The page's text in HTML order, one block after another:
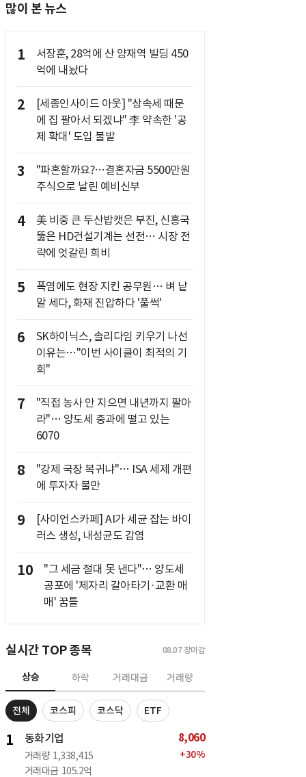
많이 본 뉴스
1
서장훈, 28억에 산 양재역 빌딩 450
억에 내놨다
2
[세종인사이드 아웃] "상속세 때문
에 집 팔아서 되겠냐" 李 약속한 '공
제 확대' 도입 불발
3
"파혼할까요?…결혼자금 5500만원
주식으로 날린 예비신부
4
美 비중 큰 두산밥캣은 부진, 신흥국
뚫은 HD건설기계는 선전… 시장 전
략에 엇갈린 희비
5
폭염에도 현장 지킨 공무원… 벼 낱
알 세다, 화재 진압하다 '풀썩'
6
SK하이닉스, 솔리다임 키우기 나선
이유는…"이번 사이클이 최적의 기
회"
7
"직접 농사 안 지으면 내년까지 팔아
라"… 양도세 중과에 떨고 있는
6070
8
"강제 국장 복귀냐"… ISA 세제 개편
에 투자자 불만
9
[사이언스카페] AI가 세균 잡는 바이
러스 생성, 내성균도 감염
10
"그 세금 절대 못 낸다"… 양도세
공포에 '제자리 갈아타기·교환 매
매' 꿈틀
실시간 TOP 종목 08.07 장마감
상승 하락 거래대금 거래량
전체 코스피 코스닥 ETF
1 동화기업
거래량 1,338,415
거래대금 105.2억
8,060
+30%